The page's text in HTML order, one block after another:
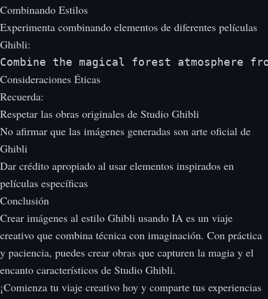
Combinando Estilos
Experimenta combinando elementos de diferentes películas
Ghibli:
Combine the magical forest atmosphere
Consideraciones Éticas
Recuerda:
Respetar las obras originales de Studio Ghibli
No afirmar que las imágenes generadas son arte oficial de
Ghibli
Dar crédito apropiado al usar elementos inspirados en
películas específicas
Conclusión
Crear imágenes al estilo Ghibli usando IA es un viaje
creativo que combina técnica con imaginación. Con práctica
y paciencia, puedes crear obras que capturen la magia y el
encanto característicos de Studio Ghibli.
¡Comienza tu viaje creativo hoy y comparte tus experiencias